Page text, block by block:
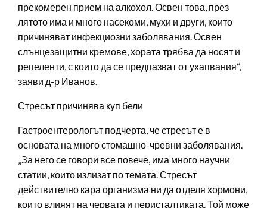
прекомерен прием на алкохол. Освен това, през
лятото има и много насекоми, мухи и други, които
причиняват инфекциозни заболявания. Освен
слънцезащитни кремове, хората трябва да носят и
репеленти, с които да се предпазват от ухапвания“,
заяви д-р Иванов.
Стресът причинява куп бели
Гастроентерологът подчерта, че стресът е в
основата на много стомашно-чревни заболявания.
„За него се говори все повече, има много научни
статии, които излизат по темата. Стресът
действително кара организма ни да отделя хормони,
които влияят на червата и перисталтиката. Той може